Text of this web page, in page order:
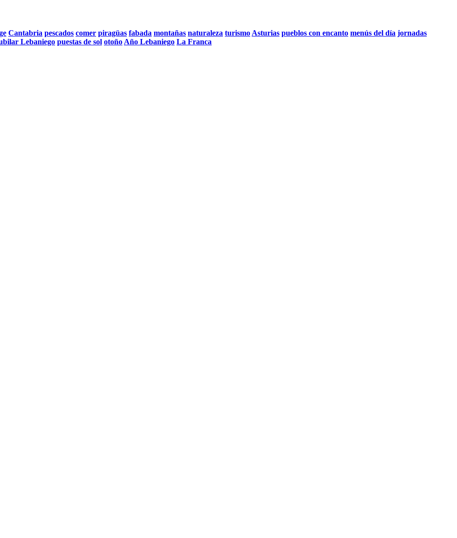
Cantabria pescados comer piragüas fabada montañas naturaleza turismo Asturias pueblos con encanto menús del día jornadas
Lebaniego puestas de sol otoño Año Lebaniego La Franca